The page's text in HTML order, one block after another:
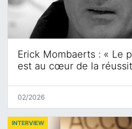
Erick Mombaerts : « Le
est au cœur de la
02/2026
INTERVIEW